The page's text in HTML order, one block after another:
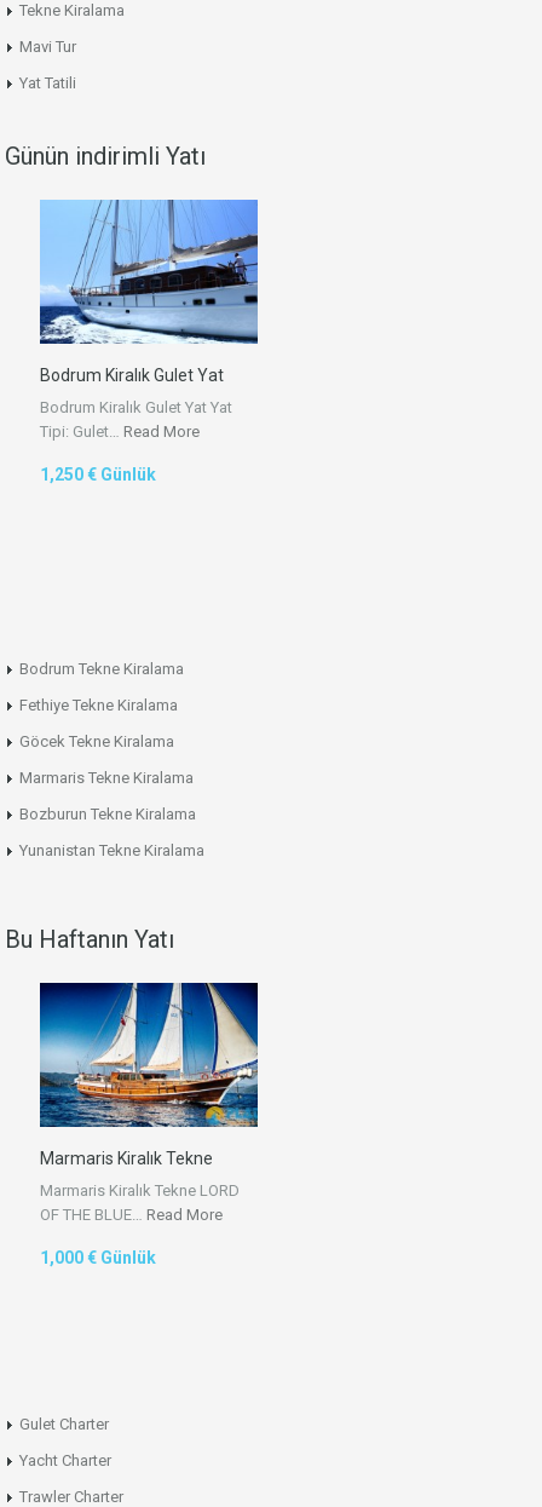
Tekne Kiralama
Mavi Tur
Yat Tatili
Günün indirimli Yatı
Bodrum Kiralık Gulet Yat
Bodrum Kiralık Gulet Yat Yat
Tipi: Gulet… Read More
1,250 € Günlük
Bodrum Tekne Kiralama
Fethiye Tekne Kiralama
Göcek Tekne Kiralama
Marmaris Tekne Kiralama
Bozburun Tekne Kiralama
Yunanistan Tekne Kiralama
Bu Haftanın Yatı
Marmaris Kiralık Tekne
Marmaris Kiralık Tekne LORD
OF THE BLUE… Read More
1,000 € Günlük
Gulet Charter
Yacht Charter
Trawler Charter